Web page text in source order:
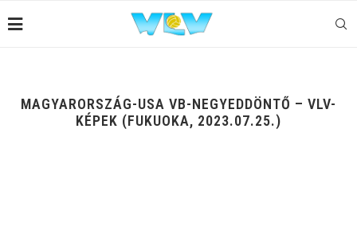
MAGYARORSZÁG-USA VB-NEGYEDDÖNTŐ – VLV-
KÉPEK (FUKUOKA, 2023.07.25.)